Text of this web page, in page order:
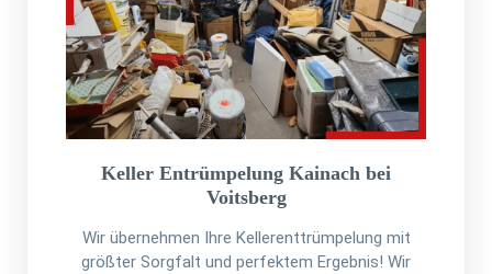
Keller Entrümpelung Kainach bei
Voitsberg
Wir übernehmen Ihre Kellerenttrümpelung mit
größter Sorgfalt und perfektem Ergebnis! Wir